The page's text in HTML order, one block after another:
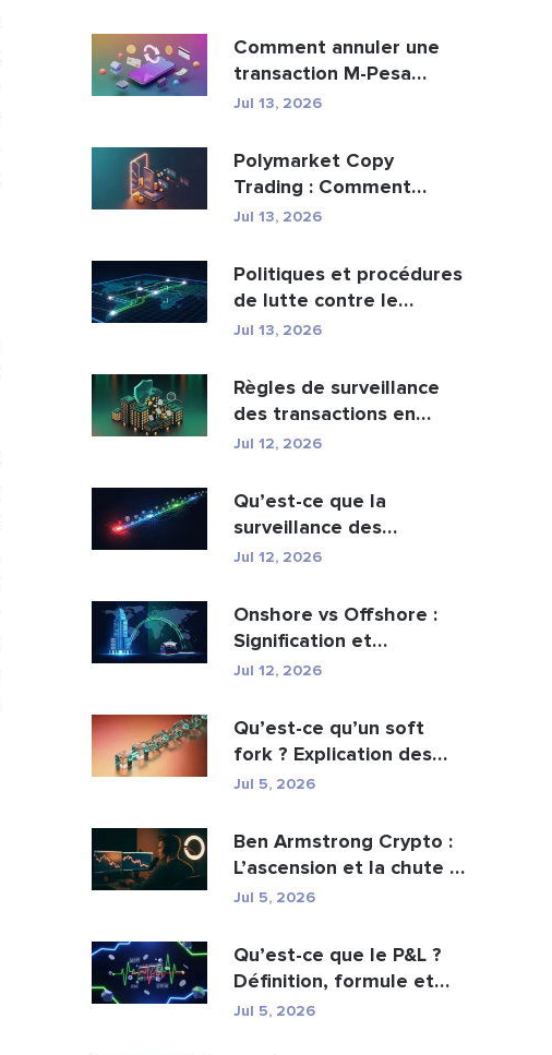
Comment annuler une
transaction M-Pesa
envoyée par erreur
Jul 13, 2026
Polymarket Copy
Trading : Comment
copier les meilleurs
Jul 13, 2026
Politiques et procédures
de lutte contre le
blanchiment d’argen...
Jul 13, 2026
Règles de surveillance
des transactions en
matière de lutte cont...
Jul 12, 2026
Qu’est-ce que la
surveillance des
transactions AML et
Jul 12, 2026
Onshore vs Offshore :
Signification et
principales différences
Jul 12, 2026
Qu’est-ce qu’un soft
fork ? Explication des
mises à jour de ...
Jul 5, 2026
Ben Armstrong Crypto :
L’ascension et la chute de
BitBoy
Jul 5, 2026
Qu’est-ce que le P&L ?
Définition, formule et
calcul
Jul 5, 2026